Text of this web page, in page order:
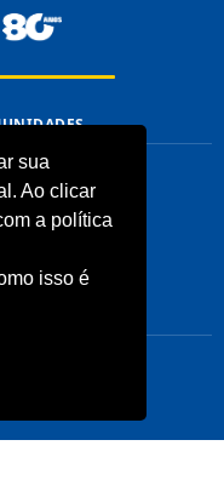
sua
Ao clicar
a política
isso é
Sesc-TO
ÚTEIS